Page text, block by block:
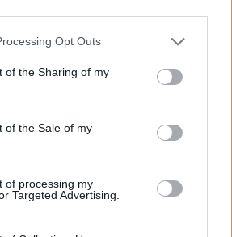
app uses one or more Google
or usage behaviour. You may click to
to Google and its third-party tags to
specified purposes in below Google
Opt Outs
of the Sharing of my
of the Sale of my
of processing my
Targeted Advertising.
Translate-tel a…
megegyeztek Maryland
alkotója itt mondja el, miért
adatokat látni. A Fox tök